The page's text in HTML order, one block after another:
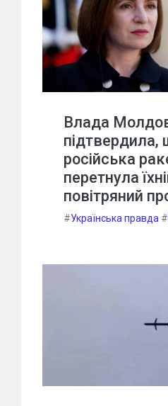
Влада
підтвердила,
російська
перетнула
повітряний
#Українська правда #